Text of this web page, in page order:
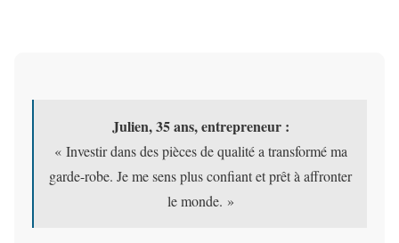
Julien, 35 ans, entrepreneur :
« Investir dans des pièces de qualité a transformé ma
garde-robe. Je me sens plus confiant et prêt à affronter
le monde. »